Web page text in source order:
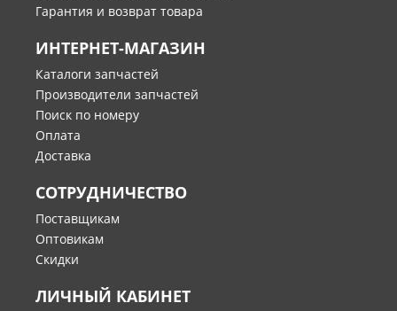
Гарантия и возврат товара
ИНТЕРНЕТ-МАГАЗИН
Каталоги запчастей
Производители запчастей
Поиск по номеру
Оплата
Доставка
СОТРУДНИЧЕСТВО
Поставщикам
Оптовикам
Скидки
ЛИЧНЫЙ КАБИНЕТ